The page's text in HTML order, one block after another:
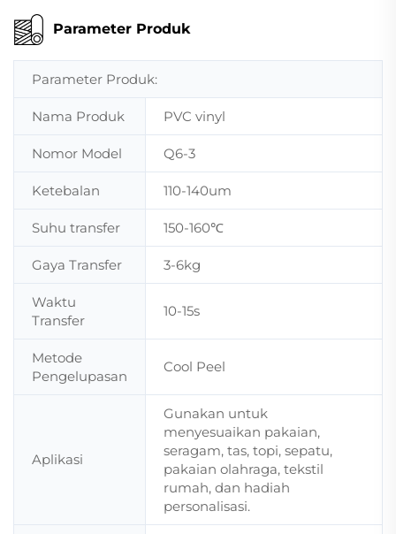
Parameter Produk
Parameter Produk:
Nama Produk PVC vinyl
Nomor Model Q6-3
Ketebalan 110-140um
Suhu transfer 150-160℃
Gaya Transfer 3-6kg
Waktu
Transfer
10-15s
Metode
Pengelupasan
Cool Peel
Aplikasi
Gunakan untuk
menyesuaikan pakaian,
seragam, tas, topi, sepatu,
pakaian olahraga, tekstil
rumah, dan hadiah
personalisasi.